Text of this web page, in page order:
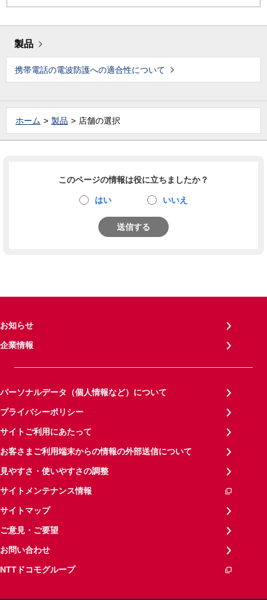
製品
携帯電話の電波防護への適合性について
ホーム 製品 店舗の選択
このページの情報は役に立ちましたか？
はい いいえ
送信する
お知らせ
企業情報
パーソナルデータ（個人情報など）について
プライバシーポリシー
サイトご利用にあたって
お客さまご利用端末からの情報の外部送信について
見やすさ・使いやすさの調整
サイトメンテナンス情報
サイトマップ
ご意見・ご要望
お問い合わせ
NTTドコモグループ